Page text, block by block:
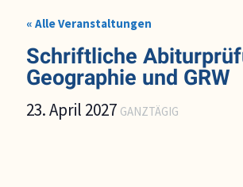
« Alle Veranstaltungen
Schriftliche
Geographie und GRW
23. April 2027 GANZTÄGIG